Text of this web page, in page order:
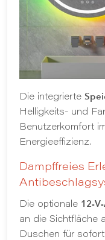
Die integrierte
Helligkeits- und
Benutzerkomfort
Energieeffizienz.
Dampffreies
Die optionale 12-
an die Sichtfläche
Duschen für